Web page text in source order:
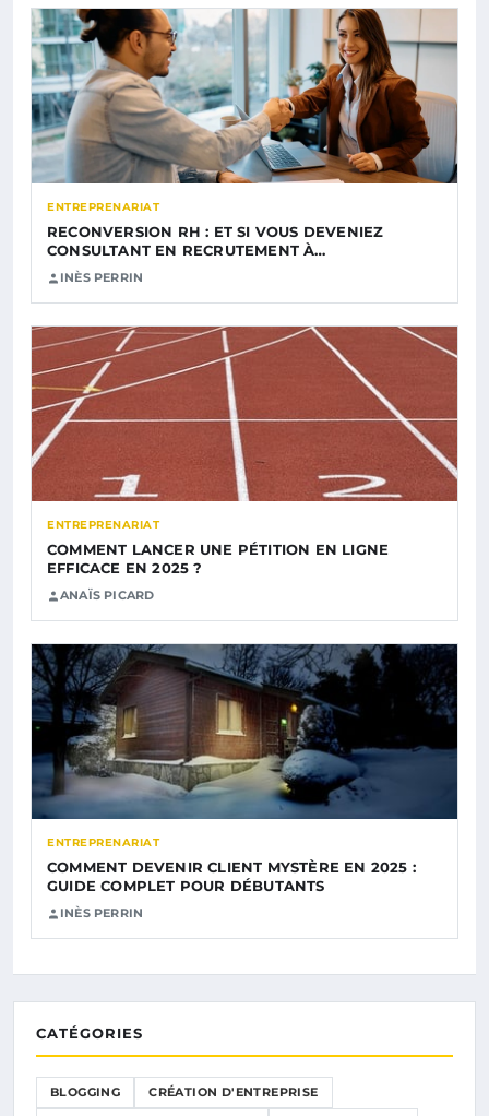
ENTREPRENARIAT
RECONVERSION RH : ET SI VOUS DEVENIEZ
CONSULTANT EN RECRUTEMENT À…
INÈS PERRIN
ENTREPRENARIAT
COMMENT LANCER UNE PÉTITION EN LIGNE
EFFICACE EN 2025 ?
ANAÏS PICARD
ENTREPRENARIAT
COMMENT DEVENIR CLIENT MYSTÈRE EN 2025 :
GUIDE COMPLET POUR DÉBUTANTS
INÈS PERRIN
CATÉGORIES
BLOGGING CRÉATION D'ENTREPRISE